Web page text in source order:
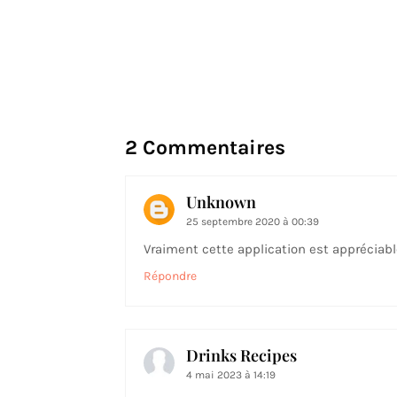
2 Commentaires
Unknown
25 septembre 2020 à 00:39
Vraiment cette application est
Répondre
Drinks Recipes
4 mai 2023 à 14:19